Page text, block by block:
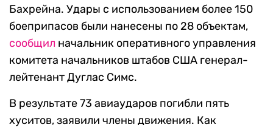
Бахрейна. Удары с использованием более 150
боеприпасов были нанесены по 28 объектам,
сообщил начальник оперативного управления
комитета начальников штабов США генерал-
лейтенант Дуглас Симс.
В результате 73 авиаударов погибли пять
хуситов, заявили члены движения. Как